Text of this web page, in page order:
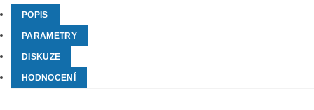
POPIS
PARAMETRY
DISKUZE
HODNOCENÍ